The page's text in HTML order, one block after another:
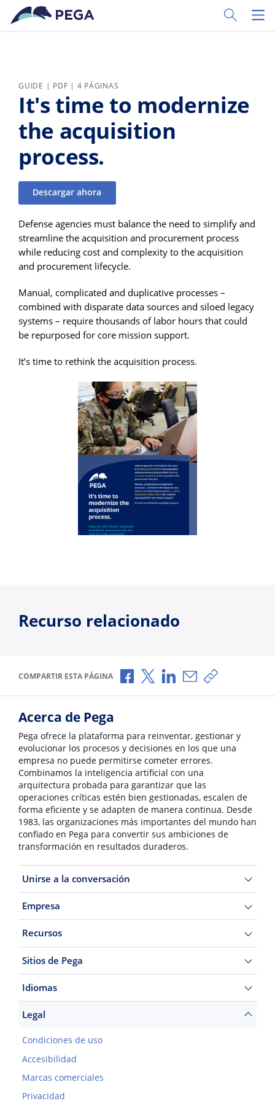
Ir al contenido principal
Toggle
GUIDE | PDF | 4 PÁGINAS
It's time to modernize
the acquisition
process.
Descargar ahora
Defense agencies must balance the need to simplify and
streamline the acquisition and procurement process
while reducing cost and complexity to the acquisition
and procurement lifecycle.
Manual, complicated and duplicative processes –
combined with disparate data sources and siloed legacy
systems – require thousands of labor hours that could
be repurposed for core mission support.
It’s time to rethink the acquisition process.
Recurso relacionado
COMPARTIR ESTA PÁGINA Compartir a través de Facebook
Compartir a través de X
Compartir a través de
Compartir por
Copiar
Acerca de Pega
Pega ofrece la plataforma para reinventar, gestionar y
evolucionar los procesos y decisiones en los que una
empresa no puede permitirse cometer errores.
Combinamos la inteligencia artificial con una
arquitectura probada para garantizar que las
operaciones críticas estén bien gestionadas, escalen de
forma eficiente y se adapten de manera continua. Desde
1983, las organizaciones más importantes del mundo han
confiado en Pega para convertir sus ambiciones de
transformación en resultados duraderos.
Unirse a la conversación
Empresa
Recursos
Sitios de Pega
Idiomas
Legal
Condiciones de uso
Accesibilidad
Marcas comerciales
Privacidad